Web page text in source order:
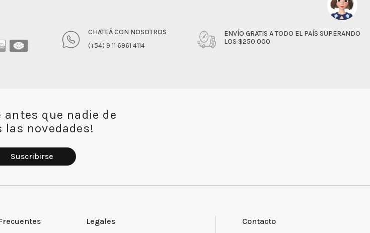
CHATEÁ CON NOSOTROS
(+54) 9 11 6961 4114
ENVÍO GRATIS A TODO EL PAÍS SUPERANDO
LOS $250.000
antes que nadie de
las novedades!
Suscribirse
Legales Contacto